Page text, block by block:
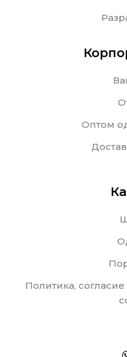
Оптом
Политика,